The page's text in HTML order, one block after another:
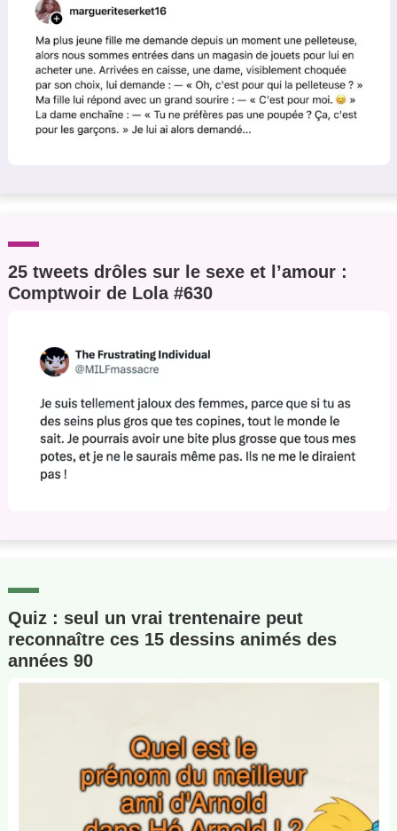
25 tweets drôles sur le sexe et l’amour :
Comptwoir de Lola #630
Quiz : seul un vrai trentenaire peut
reconnaître ces 15 dessins animés des
années 90